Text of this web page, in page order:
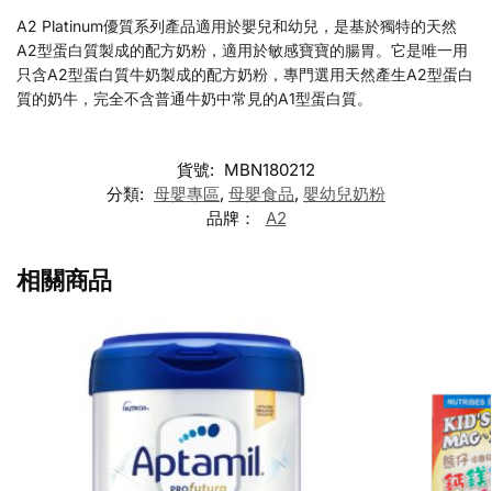
A2 Platinum優質系列產品適用於嬰兒和幼兒，是基於獨特的天然
A2型蛋白質製成的配方奶粉，適用於敏感寶寶的腸胃。它是唯一用
只含A2型蛋白質牛奶製成的配方奶粉，專門選用天然產生A2型蛋白
質的奶牛，完全不含普通牛奶中常見的A1型蛋白質。
貨號: MBN180212
分類: 母嬰專區, 母嬰食品, 嬰幼兒奶粉
品牌：
A2
相關商品